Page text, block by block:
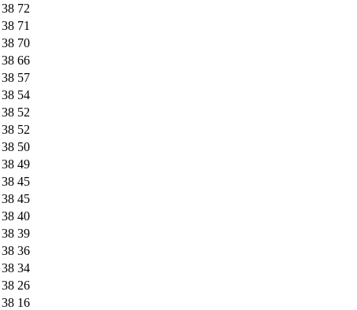
38 72
38 71
38 70
38 66
38 57
38 54
38 52
38 52
38 50
38 49
38 45
38 45
38 40
38 39
38 36
38 34
38 26
38 16